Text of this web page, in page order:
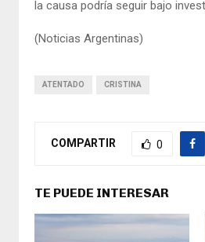
la causa podría seguir bajo
(Noticias Argentinas)
ATENTADO CRISTINA
COMPARTIR 0
TE PUEDE INTERESAR